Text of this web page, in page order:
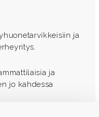
ja
ja
jo kahdessa